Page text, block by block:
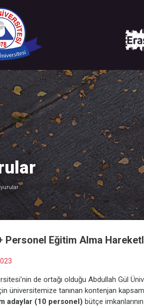
Personel Eğitim Alma
de ortağı olduğu Abdullah Gül
üniversitemize tanınan kontenjan
adaylar (10 personel) bütçe